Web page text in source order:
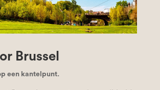
Brussel
een kantelpunt.